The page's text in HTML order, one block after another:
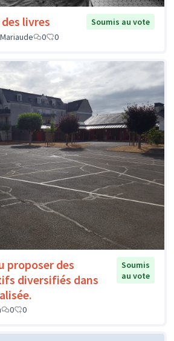
livres
Soumis au vote
0 0
proposer des
diversifiés dans
Soumis
au vote
0 0